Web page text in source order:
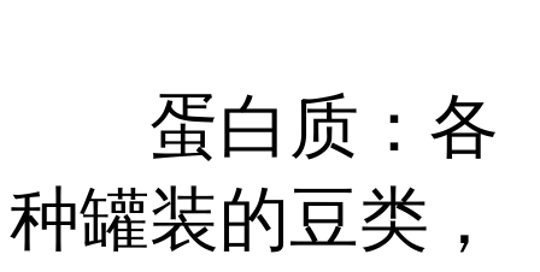
蛋白质：各
种罐装的豆类，